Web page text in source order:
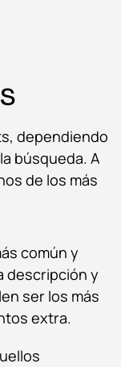
dependiendo
búsqueda. A
de los más
común y
descripción y
ser los más
extra.